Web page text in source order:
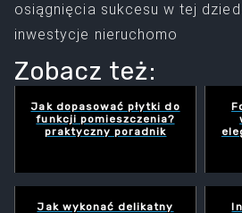
osiągnięcia sukcesu w tej
inwestycje nieruchomo
Zobacz też:
Jak dopasować płytki do
funkcji pomieszczenia?
praktyczny poradnik
Jak wykonać delikatny